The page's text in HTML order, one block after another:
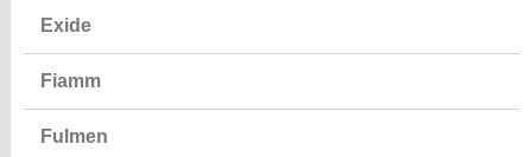
Exide
Fiamm
Fulmen